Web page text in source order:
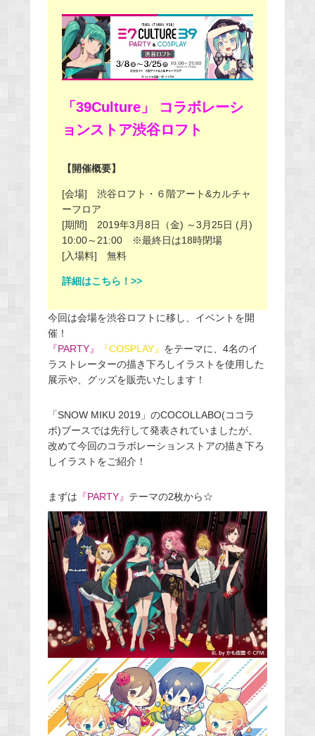
「39Culture」 コラボレーシ
ョンストア渋谷ロフト
【開催概要】
[会場] 渋谷ロフト・６階アート&カルチャ
ーフロア
[期間] 2019年3月8日（金) ～3月25日 (月)
10:00～21:00 ※最終日は18時閉場
[入場料] 無料
詳細はこちら！>>
今回は会場を渋谷ロフトに移し、イベントを開
催！
『PARTY』
『COSPLAY』 をテーマに、4名のイ
ラストレーターの描き下ろしイラストを使用した
展示や、グッズを販売いたします！
「SNOW MIKU 2019」のCOCOLLABO(ココラ
ボ)ブースでは先行して発表されていましたが、
改めて今回のコラボレーションストアの描き下ろ
しイラストをご紹介！
まずは 『PARTY』 テーマの2枚から☆